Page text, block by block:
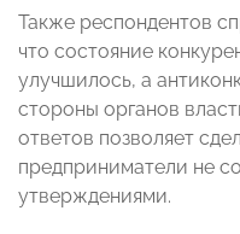
Также респондентов
что состояние
улучшилось, а
стороны органов
ответов позволяет
предприниматели не
утверждениями.